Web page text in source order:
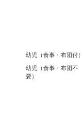
幼児（食事・布団付）
幼児（食事・布団不
要）